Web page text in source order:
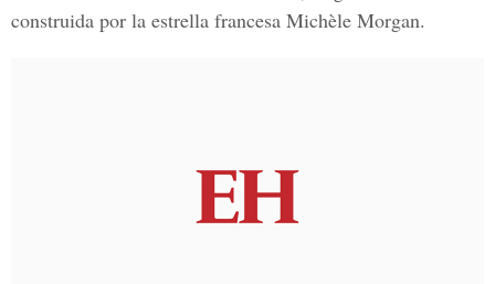
construida por la estrella francesa Michèle Morgan.